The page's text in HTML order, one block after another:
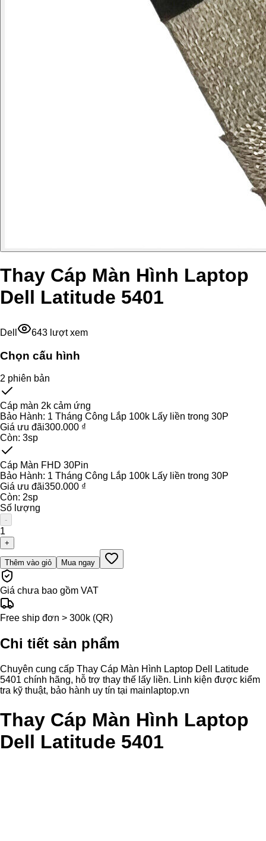
Thay Cáp Màn Hình Laptop
Dell Latitude 5401
Dell 643 lượt xem
Chọn cấu hình
2 phiên bản
Cáp màn 2k cảm ứng
Bảo Hành: 1 Tháng Công Lắp 100k Lấy liền trong 30P
Giá ưu đãi300.000 ₫
Còn: 3sp
Cáp Màn FHD 30Pin
Bảo Hành: 1 Tháng Công Lắp 100k Lấy liền trong 30P
Giá ưu đãi350.000 ₫
Còn: 2sp
Số lượng
-
1
+
Thêm vào giỏ Mua ngay
Giá chưa bao gồm VAT
Free ship đơn > 300k (QR)
Chi tiết sản phẩm
Chuyên cung cấp Thay Cáp Màn Hình Laptop Dell Latitude
5401 chính hãng, hỗ trợ thay thế lấy liền. Linh kiện được kiểm
tra kỹ thuật, bảo hành uy tín tại mainlaptop.vn
Thay Cáp Màn Hình Laptop
Dell Latitude 5401